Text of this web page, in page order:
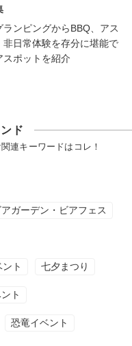
ランピングからBBQ、アス
非日常体験を存分に堪能で
スポットを紹介
ド
連キーワードはコレ！
アガーデン・ビアフェス
ト 七夕まつり
ト
恐竜イベント